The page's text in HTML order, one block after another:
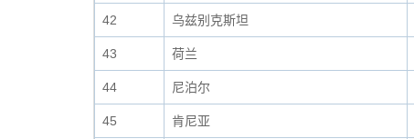
42 乌兹别克斯坦
43 荷兰
44 尼泊尔
45 肯尼亚